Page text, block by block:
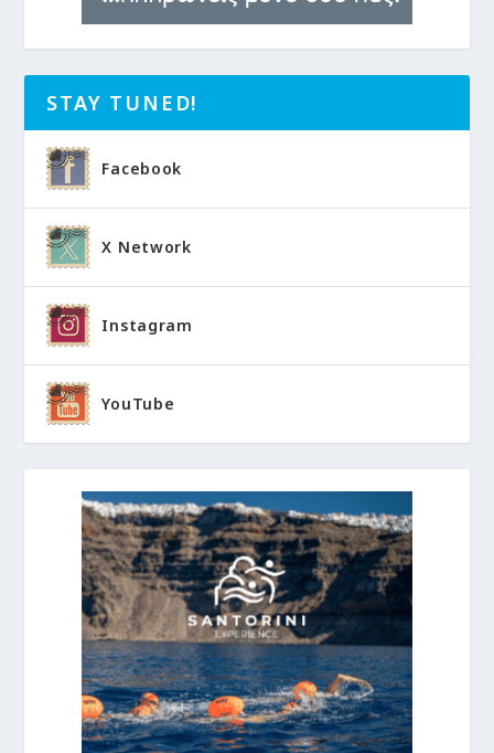
STAY TUNED!
Facebook
X Network
Instagram
YouTube